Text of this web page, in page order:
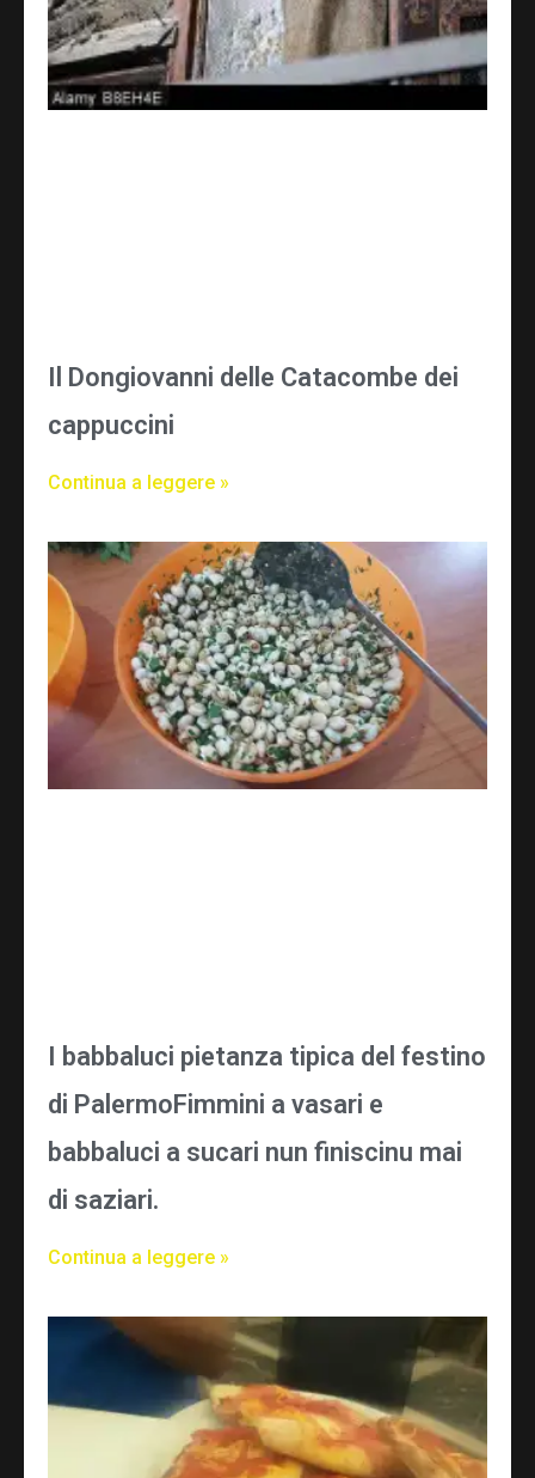
Il Dongiovanni delle Catacombe dei
cappuccini
Continua a leggere »
I babbaluci pietanza tipica del festino
di PalermoFimmini a vasari e
babbaluci a sucari nun finiscinu mai
di saziari.
Continua a leggere »